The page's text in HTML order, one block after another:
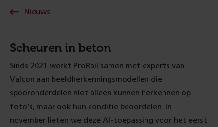
Nieuws
Scheuren in beton
Sinds 2021 werkt ProRail samen met experts van
Valcon aan beeldherkenningsmodellen die
spooronderdelen niet alleen kunnen herkennen op
foto’s, maar ook hun conditie beoordelen. In
november lieten we deze AI-toepassing voor het eerst